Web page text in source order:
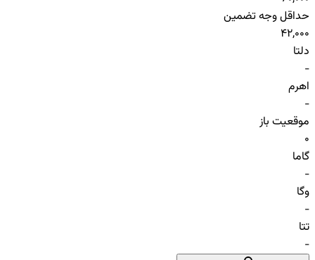
حداقل وجه تضمین
42,000
دلتا
-
اهرم
-
موقعیت باز
0
گاما
-
وگا
-
تتا
-